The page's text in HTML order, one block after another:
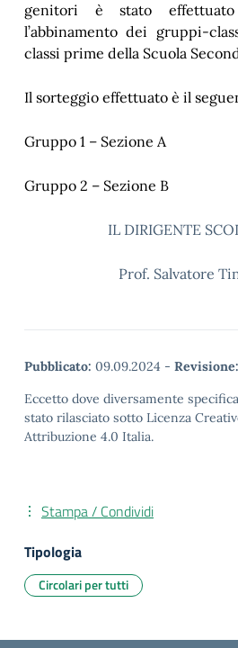
genitori è stato
l’abbinamento dei gruppi-
classi prime della Scuola
Il sorteggio effettuato è il
Gruppo 1 – Sezione A
Gruppo 2 – Sezione B
IL DIRIGENTE
Prof. Salvatore
Pubblicato: 09.09.2024 - Revisione:
Eccetto dove diversamente
stato rilasciato sotto Licenza
Attribuzione 4.0 Italia.
Stampa / Condividi
Tipologia
Circolari per tutti